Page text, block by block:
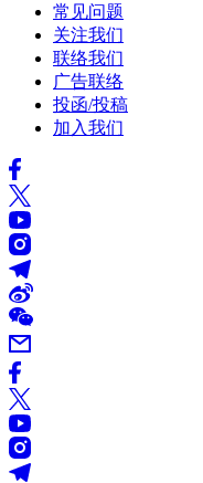
常见问题
关注我们
联络我们
广告联络
投函/投稿
加入我们